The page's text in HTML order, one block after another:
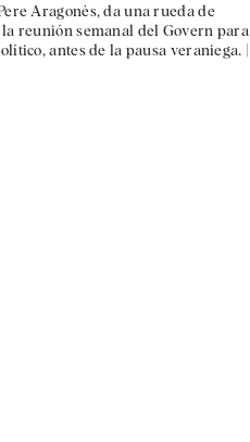
Aragonès, da una rueda de
reunión semanal del Govern para
antes de la pausa veraniega. |